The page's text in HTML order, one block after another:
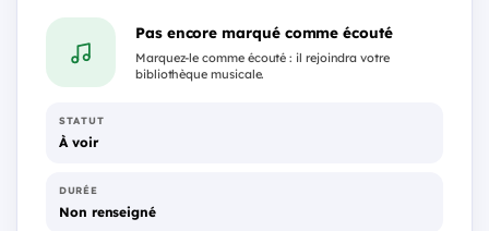
Pas encore marqué comme écouté
Marquez-le comme écouté : il rejoindra votre
bibliothèque musicale.
STATUT
À voir
DURÉE
Non renseigné